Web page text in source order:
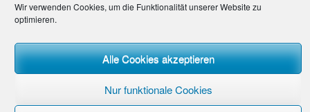
Wir verwenden Cookies, um die Funktionalität unserer Website zu
optimieren.
Alle Cookies akzeptieren
Nur funktionale Cookies
Braunschweigische Landessparkasse (BLSK)
IBAN: DE62 2505 0000 0001 4721 17